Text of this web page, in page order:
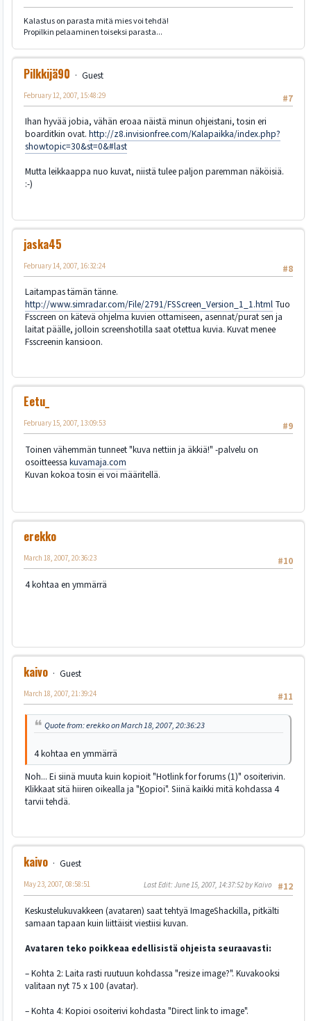
Kalastus on parasta mitä mies voi tehdä!
Propilkin pelaaminen toiseksi parasta...
Pilkkijä90
Guest
#7
February 12, 2007, 15:48:29
Ihan hyvää jobia, vähän eroaa näistä minun ohjeistani, tosin eri
boarditkin ovat. http://z8.invisionfree.com/Kalapaikka/index.php?
showtopic=30&st=0&#last
Mutta leikkaappa nuo kuvat, niistä tulee paljon paremman näköisiä.
:-)
jaska45
#8
February 14, 2007, 16:32:24
Laitampas tämän tänne.
http://www.simradar.com/File/2791/FSScreen_Version_1_1.html Tuo
Fsscreen on kätevä ohjelma kuvien ottamiseen, asennat/purat sen ja
laitat päälle, jolloin screenshotilla saat otettua kuvia. Kuvat menee
Fsscreenin kansioon.
Eetu_
#9
February 15, 2007, 13:09:53
Toinen vähemmän tunneet "kuva nettiin ja äkkiä!" -palvelu on
osoitteessa kuvamaja.com
Kuvan kokoa tosin ei voi määritellä.
erekko
#10
March 18, 2007, 20:36:23
4 kohtaa en ymmärrä
kaivo
Guest
#11
March 18, 2007, 21:39:24
Quote from: erekko on March 18, 2007, 20:36:23
4 kohtaa en ymmärrä
Noh... Ei siinä muuta kuin kopioit "Hotlink for forums (1)" osoiterivin.
Klikkaat sitä hiiren oikealla ja "Kopioi". Siinä kaikki mitä kohdassa 4
tarvii tehdä.
kaivo
Guest
#12
May 23, 2007, 08:58:51 Last Edit: June 15, 2007, 14:37:52 by Kaivo
Keskustelukuvakkeen (avataren) saat tehtyä ImageShackilla, pitkälti
samaan tapaan kuin liittäisit viestiisi kuvan.
Avataren teko poikkeaa edellisistä ohjeista seuraavasti:
– Kohta 2: Laita rasti ruutuun kohdassa "resize image?". Kuvakooksi
valitaan nyt 75 x 100 (avatar).
– Kohta 4: Kopioi osoiterivi kohdasta "Direct link to image".